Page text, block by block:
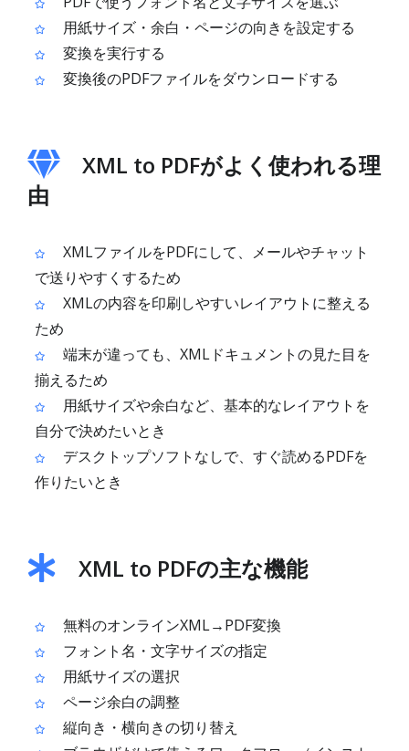
用紙サイズ・余白・ページの向きを設定する
変換を実行する
変換後のPDFファイルをダウンロードする
XML to PDFがよく使われる理
由
XMLファイルをPDFにして、メールやチャット
で送りやすくするため
XMLの内容を印刷しやすいレイアウトに整える
ため
端末が違っても、XMLドキュメントの見た目を
揃えるため
用紙サイズや余白など、基本的なレイアウトを
自分で決めたいとき
デスクトップソフトなしで、すぐ読めるPDFを
作りたいとき
XML to PDFの主な機能
無料のオンラインXML→PDF変換
フォント名・文字サイズの指定
用紙サイズの選択
ページ余白の調整
縦向き・横向きの切り替え